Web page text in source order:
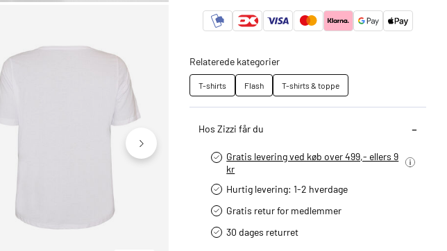
Relaterede kategorier
T-shirts Flash T-shirts & toppe
Hos Zizzi får du
Gratis levering ved køb over 499,- ellers 9
kr
Hurtig levering­: 1-2 hverdage
Gratis retur for medlemmer
30 dages returret